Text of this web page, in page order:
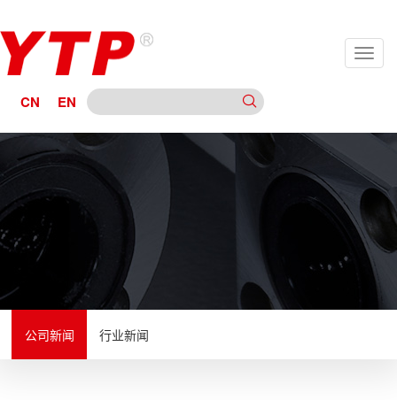
CN EN
公司新闻 行业新闻